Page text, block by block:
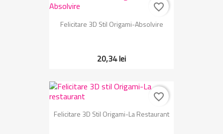
Felicitare 3D Stil Origami-Absolvire
20,34 lei
favorite_border
Felicitare 3D Stil Origami-La Restaurant
favorite_border